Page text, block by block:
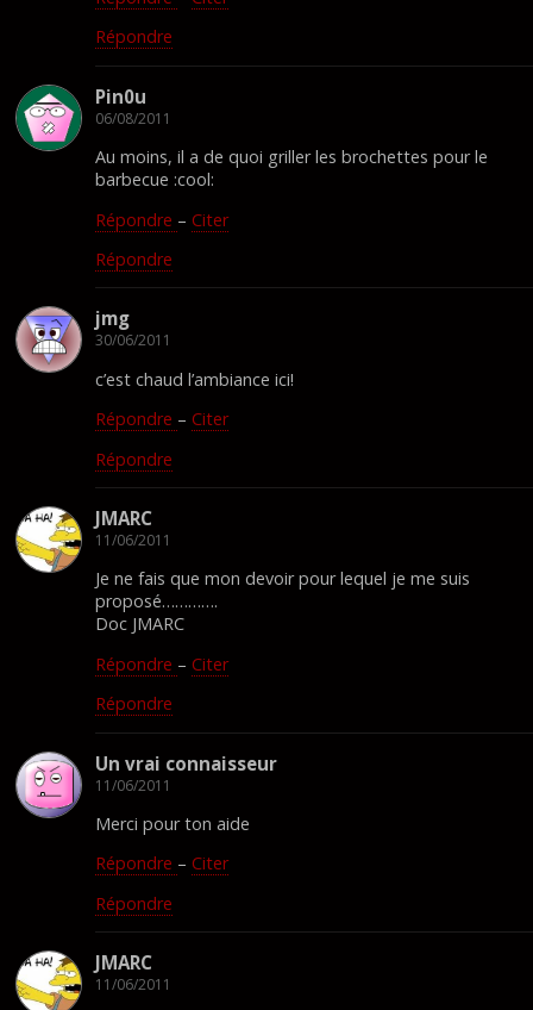
Répondre
Pin0u
06/08/2011
Au moins, il a de quoi griller les brochettes pour le
barbecue :cool:
Répondre – Citer
Répondre
jmg
30/06/2011
c’est chaud l’ambiance ici!
Répondre – Citer
Répondre
JMARC
11/06/2011
Je ne fais que mon devoir pour lequel je me suis
proposé………….
Doc JMARC
Répondre – Citer
Répondre
Un vrai connaisseur
11/06/2011
Merci pour ton aide
Répondre – Citer
Répondre
JMARC
11/06/2011